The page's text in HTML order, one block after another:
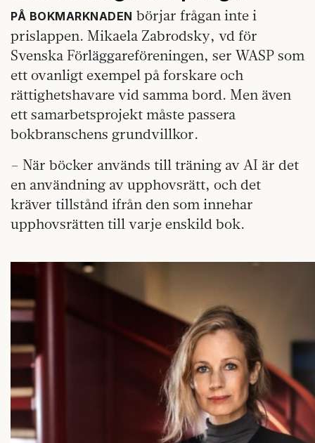
PÅ BOKMARKNADEN börjar frågan inte i
prislappen. Mikaela Zabrodsky, vd för
Svenska Förläggareföreningen, ser WASP som
ett ovanligt exempel på forskare och
rättighetshavare vid samma bord. Men även
ett samarbetsprojekt måste passera
bokbranschens grundvillkor.
– När böcker används till träning av AI är det
en användning av upphovsrätt, och det
kräver tillstånd ifrån den som innehar
upphovsrätten till varje enskild bok.